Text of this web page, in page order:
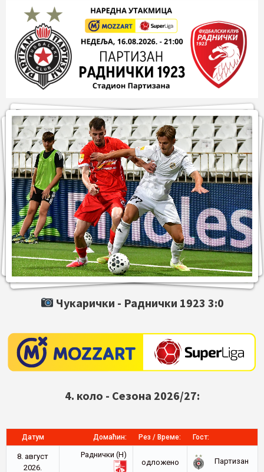
Чукарички - Раднички 1923 3:0
4. коло - Сезона 2026/27:
Датум Домаћин: Рез / Време: Гост:
8. август
2026.
Раднички (Н)
oдложено
Партизан